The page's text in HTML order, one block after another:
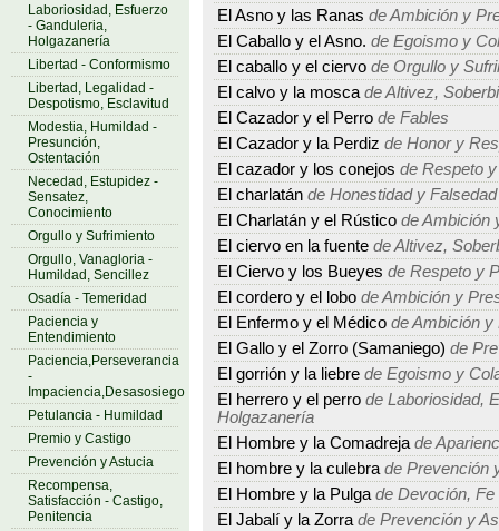
Laboriosidad, Esfuerzo
- Ganduleria,
Holgazanería
Libertad - Conformismo
Libertad, Legalidad -
Despotismo, Esclavitud
Modestia, Humildad -
Presunción,
Ostentación
Necedad, Estupidez -
Sensatez,
Conocimiento
Orgullo y Sufrimiento
Orgullo, Vanagloria -
Humildad, Sencillez
Osadía - Temeridad
Paciencia y
Entendimiento
Paciencia,Perseverancia
-
Impaciencia,Desasosiego
Petulancia - Humildad
Premio y Castigo
Prevención y Astucia
Recompensa,
Satisfacción - Castigo,
Penitencia
El Asno y las Ranas de Ambición y
El Caballo y el Asno. de Egoismo y
El caballo y el ciervo de Orgullo y
El calvo y la mosca de Altivez,
El Cazador y el Perro de Fables
El Cazador y la Perdiz de Honor y
El cazador y los conejos de Respeto
El charlatán de Honestidad y Falsedad
El Charlatán y el Rústico de Ambición
El ciervo en la fuente de Altivez,
El Ciervo y los Bueyes de Respeto y
El cordero y el lobo de Ambición y
El Enfermo y el Médico de Ambición y
El Gallo y el Zorro (Samaniego) de
El gorrión y la liebre de Egoismo y
El herrero y el perro de Laboriosidad,
Holgazanería
El Hombre y la Comadreja de
El hombre y la culebra de Prevención
El Hombre y la Pulga de Devoción,
El Jabalí y la Zorra de Prevención y